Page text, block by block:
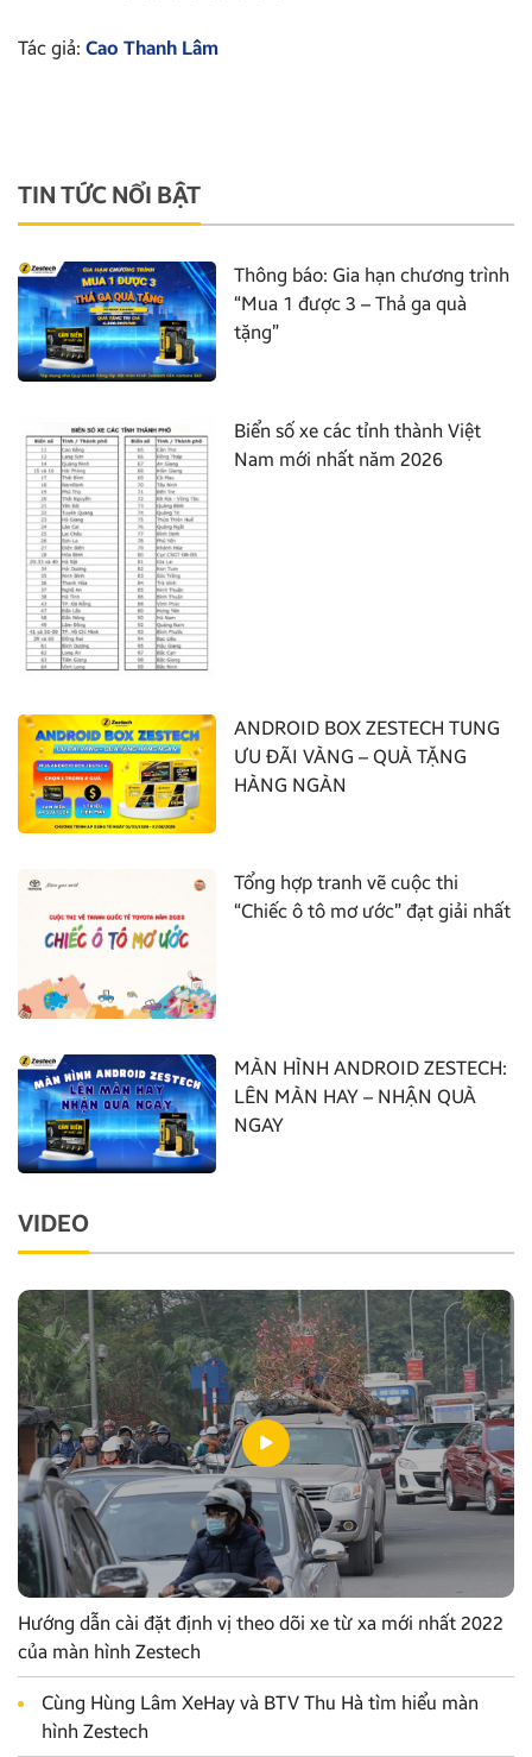
Tác giả: Cao Thanh Lâm
TIN TỨC NỔI BẬT
Thông báo: Gia hạn chương trình
“Mua 1 được 3 – Thả ga quà
tặng”
Biển số xe các tỉnh thành Việt
Nam mới nhất năm 2026
ANDROID BOX ZESTECH TUNG
ƯU ĐÃI VÀNG – QUÀ TẶNG
HÀNG NGÀN
Tổng hợp tranh vẽ cuộc thi
“Chiếc ô tô mơ ước” đạt giải nhất
MÀN HÌNH ANDROID ZESTECH:
LÊN MÀN HAY – NHẬN QUÀ
NGAY
VIDEO
Hướng dẫn cài đặt định vị theo dõi xe từ xa mới nhất 2022
của màn hình Zestech
Cùng Hùng Lâm XeHay và BTV Thu Hà tìm hiểu màn
hình Zestech